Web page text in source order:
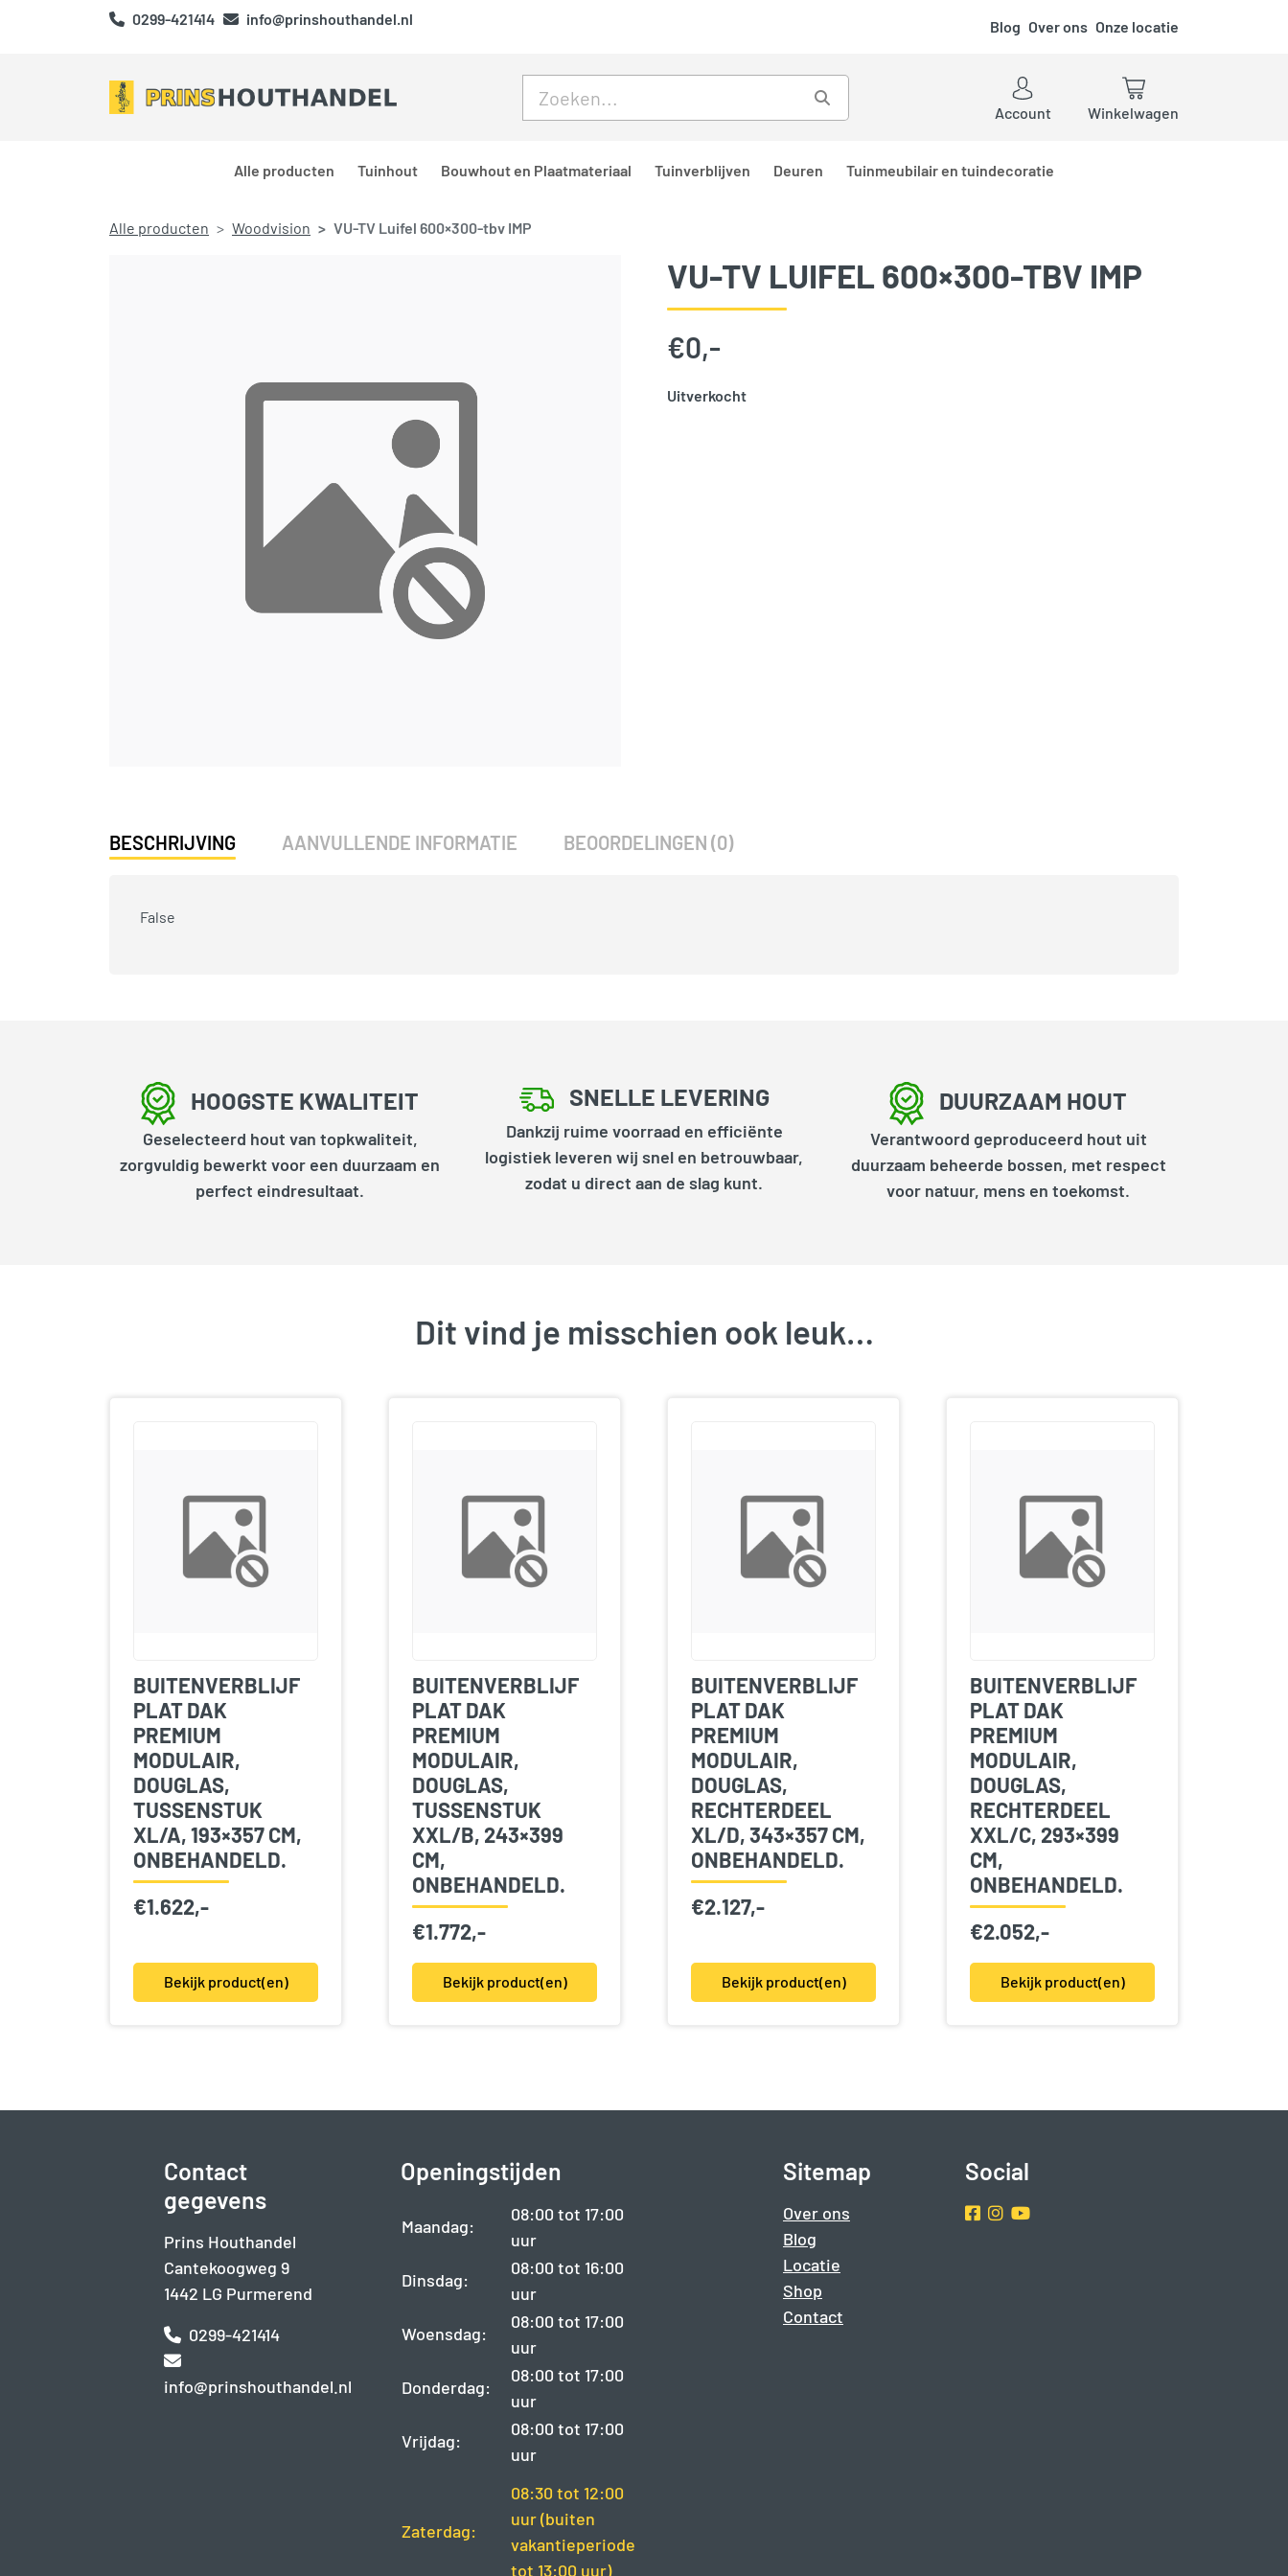
0299-421414 info@prinshouthandel.nl Blog Over ons Onze locatie
Account
Winkelwagen
Alle producten Tuinhout Bouwhout en Plaatmateriaal Tuinverblijven Deuren Tuinmeubilair en tuindecoratie
Alle producten Woodvision VU-TV Luifel 600×300-tbv IMP
VU-TV LUIFEL 600×300-TBV IMP
€0,-
Uitverkocht
BESCHRIJVING AANVULLENDE INFORMATIE BEOORDELINGEN (0)
False
HOOGSTE KWALITEIT
Geselecteerd hout van topkwaliteit,
zorgvuldig bewerkt voor een duurzaam en
perfect eindresultaat.
SNELLE LEVERING
Dankzij ruime voorraad en efficiënte
logistiek leveren wij snel en betrouwbaar,
zodat u direct aan de slag kunt.
DUURZAAM HOUT
Verantwoord geproduceerd hout uit
duurzaam beheerde bossen, met respect
voor natuur, mens en toekomst.
Dit vind je misschien ook leuk…
BUITENVERBLIJF
PLAT DAK
PREMIUM
MODULAIR,
DOUGLAS,
TUSSENSTUK
XL/A, 193×357 CM,
ONBEHANDELD.
€1.622,-
Bekijk product(en)
BUITENVERBLIJF
PLAT DAK
PREMIUM
MODULAIR,
DOUGLAS,
TUSSENSTUK
XXL/B, 243×399
CM,
ONBEHANDELD.
€1.772,-
Bekijk product(en)
BUITENVERBLIJF
PLAT DAK
PREMIUM
MODULAIR,
DOUGLAS,
RECHTERDEEL
XL/D, 343×357 CM,
ONBEHANDELD.
€2.127,-
Bekijk product(en)
BUITENVERBLIJF
PLAT DAK
PREMIUM
MODULAIR,
DOUGLAS,
RECHTERDEEL
XXL/C, 293×399
CM,
ONBEHANDELD.
€2.052,-
Bekijk product(en)
Contact
gegevens
Prins Houthandel
Cantekoogweg 9
1442 LG Purmerend
0299-421414
info@prinshouthandel.nl
Openingstijden
Maandag:
08:00 tot 17:00
uur
Dinsdag:
08:00 tot 16:00
uur
Woensdag:
08:00 tot 17:00
uur
Donderdag:
08:00 tot 17:00
uur
Vrijdag:
08:00 tot 17:00
uur
Zaterdag:
08:30 tot 12:00
uur (buiten
vakantieperiode
tot 13:00 uur)
Sitemap
Over ons
Blog
Locatie
Shop
Contact
Social
Facebook
Instragram
Youtube